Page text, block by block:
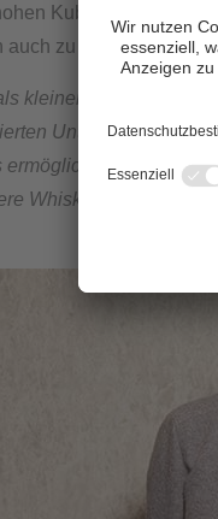
Kubus und dem
auch zu einem Hotspot
kleiner
Unternehmen
in dieser
Whiskys nicht nur